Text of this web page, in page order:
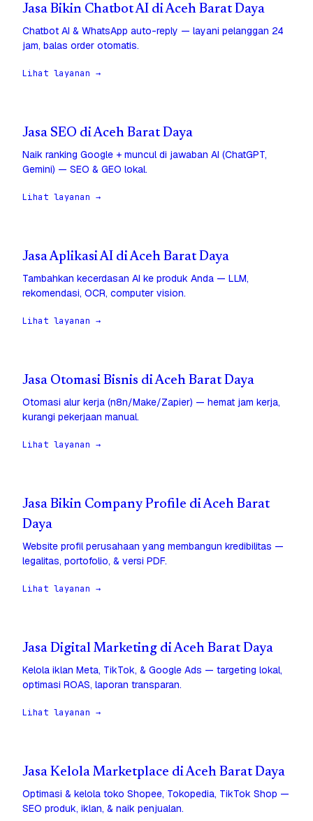
Jasa Bikin Chatbot AI di Aceh Barat Daya
Chatbot AI & WhatsApp auto-reply — layani pelanggan 24
jam, balas order otomatis.
Lihat layanan →
Jasa SEO di Aceh Barat Daya
Naik ranking Google + muncul di jawaban AI (ChatGPT,
Gemini) — SEO & GEO lokal.
Lihat layanan →
Jasa Aplikasi AI di Aceh Barat Daya
Tambahkan kecerdasan AI ke produk Anda — LLM,
rekomendasi, OCR, computer vision.
Lihat layanan →
Jasa Otomasi Bisnis di Aceh Barat Daya
Otomasi alur kerja (n8n/Make/Zapier) — hemat jam kerja,
kurangi pekerjaan manual.
Lihat layanan →
Jasa Bikin Company Profile di Aceh Barat
Daya
Website profil perusahaan yang membangun kredibilitas —
legalitas, portofolio, & versi PDF.
Lihat layanan →
Jasa Digital Marketing di Aceh Barat Daya
Kelola iklan Meta, TikTok, & Google Ads — targeting lokal,
optimasi ROAS, laporan transparan.
Lihat layanan →
Jasa Kelola Marketplace di Aceh Barat Daya
Optimasi & kelola toko Shopee, Tokopedia, TikTok Shop —
SEO produk, iklan, & naik penjualan.